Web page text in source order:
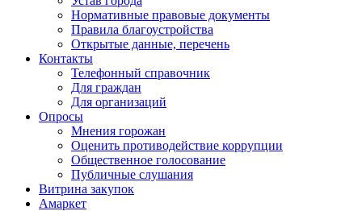
Нормативные правовые документы
Правила благоустройства
Открытые данные, перечень
Контакты
Телефонный справочник
Для граждан
Для организаций
Опросы
Мнения горожан
Оценить противодействие коррупции
Общественное голосование
Публичные слушания
Витрина закупок
Амаркет